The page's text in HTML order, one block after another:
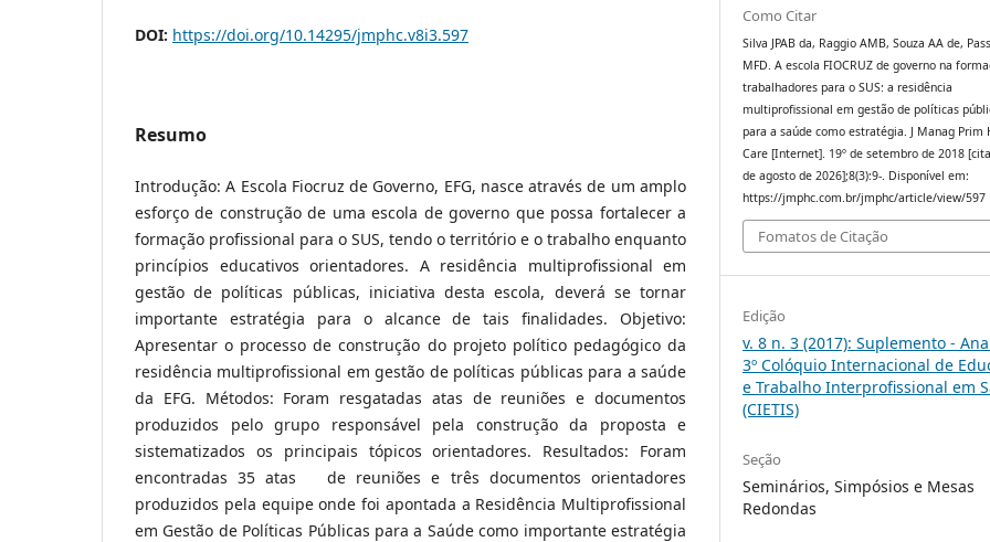
DOI: https://doi.org/10.14295/jmphc.v8i3.597
Resumo
Introdução: A Escola Fiocruz de Governo, EFG, nasce através de um amplo
esforço de construção de uma escola de governo que possa fortalecer a
formação profissional para o SUS, tendo o território e o trabalho enquanto
princípios educativos orientadores. A residência multiprofissional em
gestão de políticas públicas, iniciativa desta escola, deverá se tornar
importante estratégia para o alcance de tais finalidades. Objetivo:
Apresentar o processo de construção do projeto político pedagógico da
residência multiprofissional em gestão de políticas públicas para a saúde
da EFG. Métodos: Foram resgatadas atas de reuniões e documentos
produzidos pelo grupo responsável pela construção da proposta e
sistematizados os principais tópicos orientadores. Resultados: Foram
encontradas 35 atas de reuniões e três documentos orientadores
produzidos pela equipe onde foi apontada a Residência Multiprofissional
em Gestão de Políticas Públicas para a Saúde como importante estratégia
Como Citar
Silva JPAB da, Raggio AMB, Souza AA de,
MFD. A escola FIOCRUZ de governo na
trabalhadores para o SUS: a residência
multiprofissional em gestão de políticas
para a saúde como estratégia. J Manag Prim
Care [Internet]. 19º de setembro de 2018
de agosto de 2026];8(3):9-. Disponível em:
https://jmphc.com.br/jmphc/article/view/597
Fomatos de Citação
Edição
v. 8 n. 3 (2017): Suplemento -
3º Colóquio Internacional de
e Trabalho Interprofissional em
(CIETIS)
Seção
Seminários, Simpósios e Mesas
Redondas